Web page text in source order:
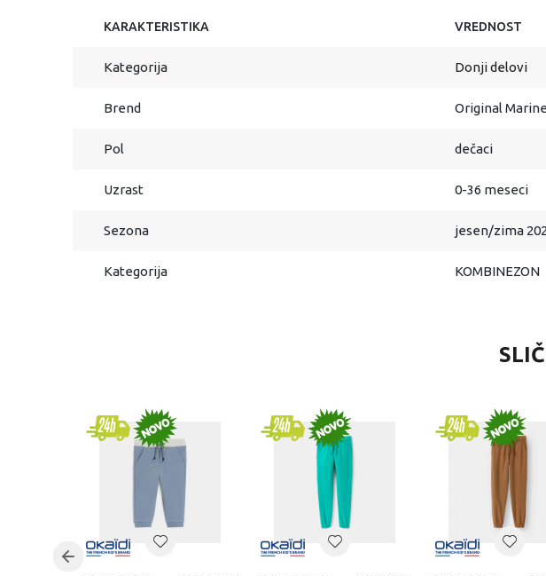
KARAKTERISTIKA VREDNOST
Kategorija Donji delovi
Brend Original
Pol dečaci
Uzrast 0-36 meseci
Sezona jesen/zima
Kategorija KOMBINEZON